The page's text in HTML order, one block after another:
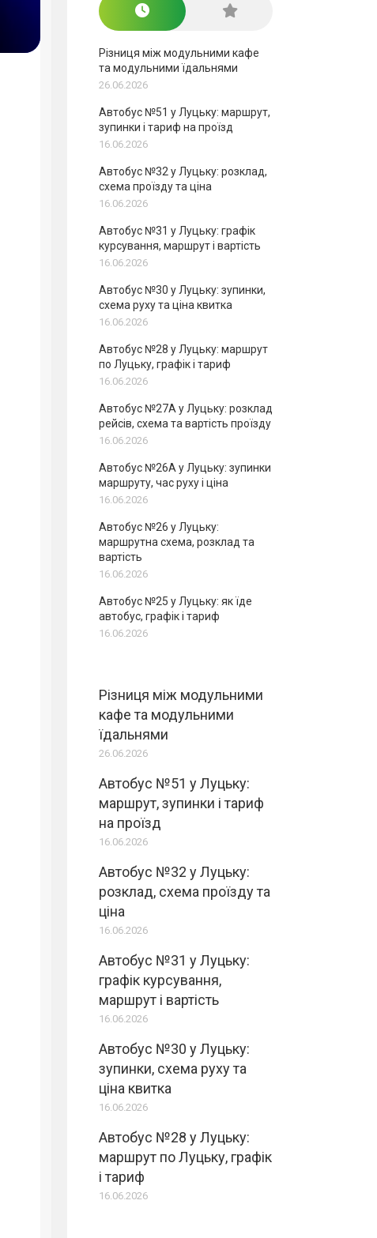
Різниця між модульними кафе
та модульними їдальнями
26.06.2026
Автобус №51 у Луцьку: маршрут,
зупинки і тариф на проїзд
16.06.2026
Автобус №32 у Луцьку: розклад,
схема проїзду та ціна
16.06.2026
Автобус №31 у Луцьку: графік
курсування, маршрут і вартість
16.06.2026
Автобус №30 у Луцьку: зупинки,
схема руху та ціна квитка
16.06.2026
Автобус №28 у Луцьку: маршрут
по Луцьку, графік і тариф
16.06.2026
Автобус №27А у Луцьку: розклад
рейсів, схема та вартість проїзду
16.06.2026
Автобус №26А у Луцьку: зупинки
маршруту, час руху і ціна
16.06.2026
Автобус №26 у Луцьку:
маршрутна схема, розклад та
вартість
16.06.2026
Автобус №25 у Луцьку: як їде
автобус, графік і тариф
16.06.2026
Різниця між модульними
кафе та модульними
їдальнями
26.06.2026
Автобус №51 у Луцьку:
маршрут, зупинки і тариф
на проїзд
16.06.2026
Автобус №32 у Луцьку:
розклад, схема проїзду та
ціна
16.06.2026
Автобус №31 у Луцьку:
графік курсування,
маршрут і вартість
16.06.2026
Автобус №30 у Луцьку:
зупинки, схема руху та
ціна квитка
16.06.2026
Автобус №28 у Луцьку:
маршрут по Луцьку, графік
і тариф
16.06.2026